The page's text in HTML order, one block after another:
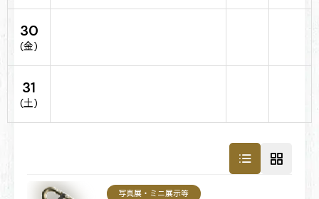
30
(金)
31
(土)
写真展・ミニ展示等